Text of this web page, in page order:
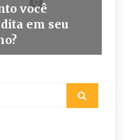
você
em seu